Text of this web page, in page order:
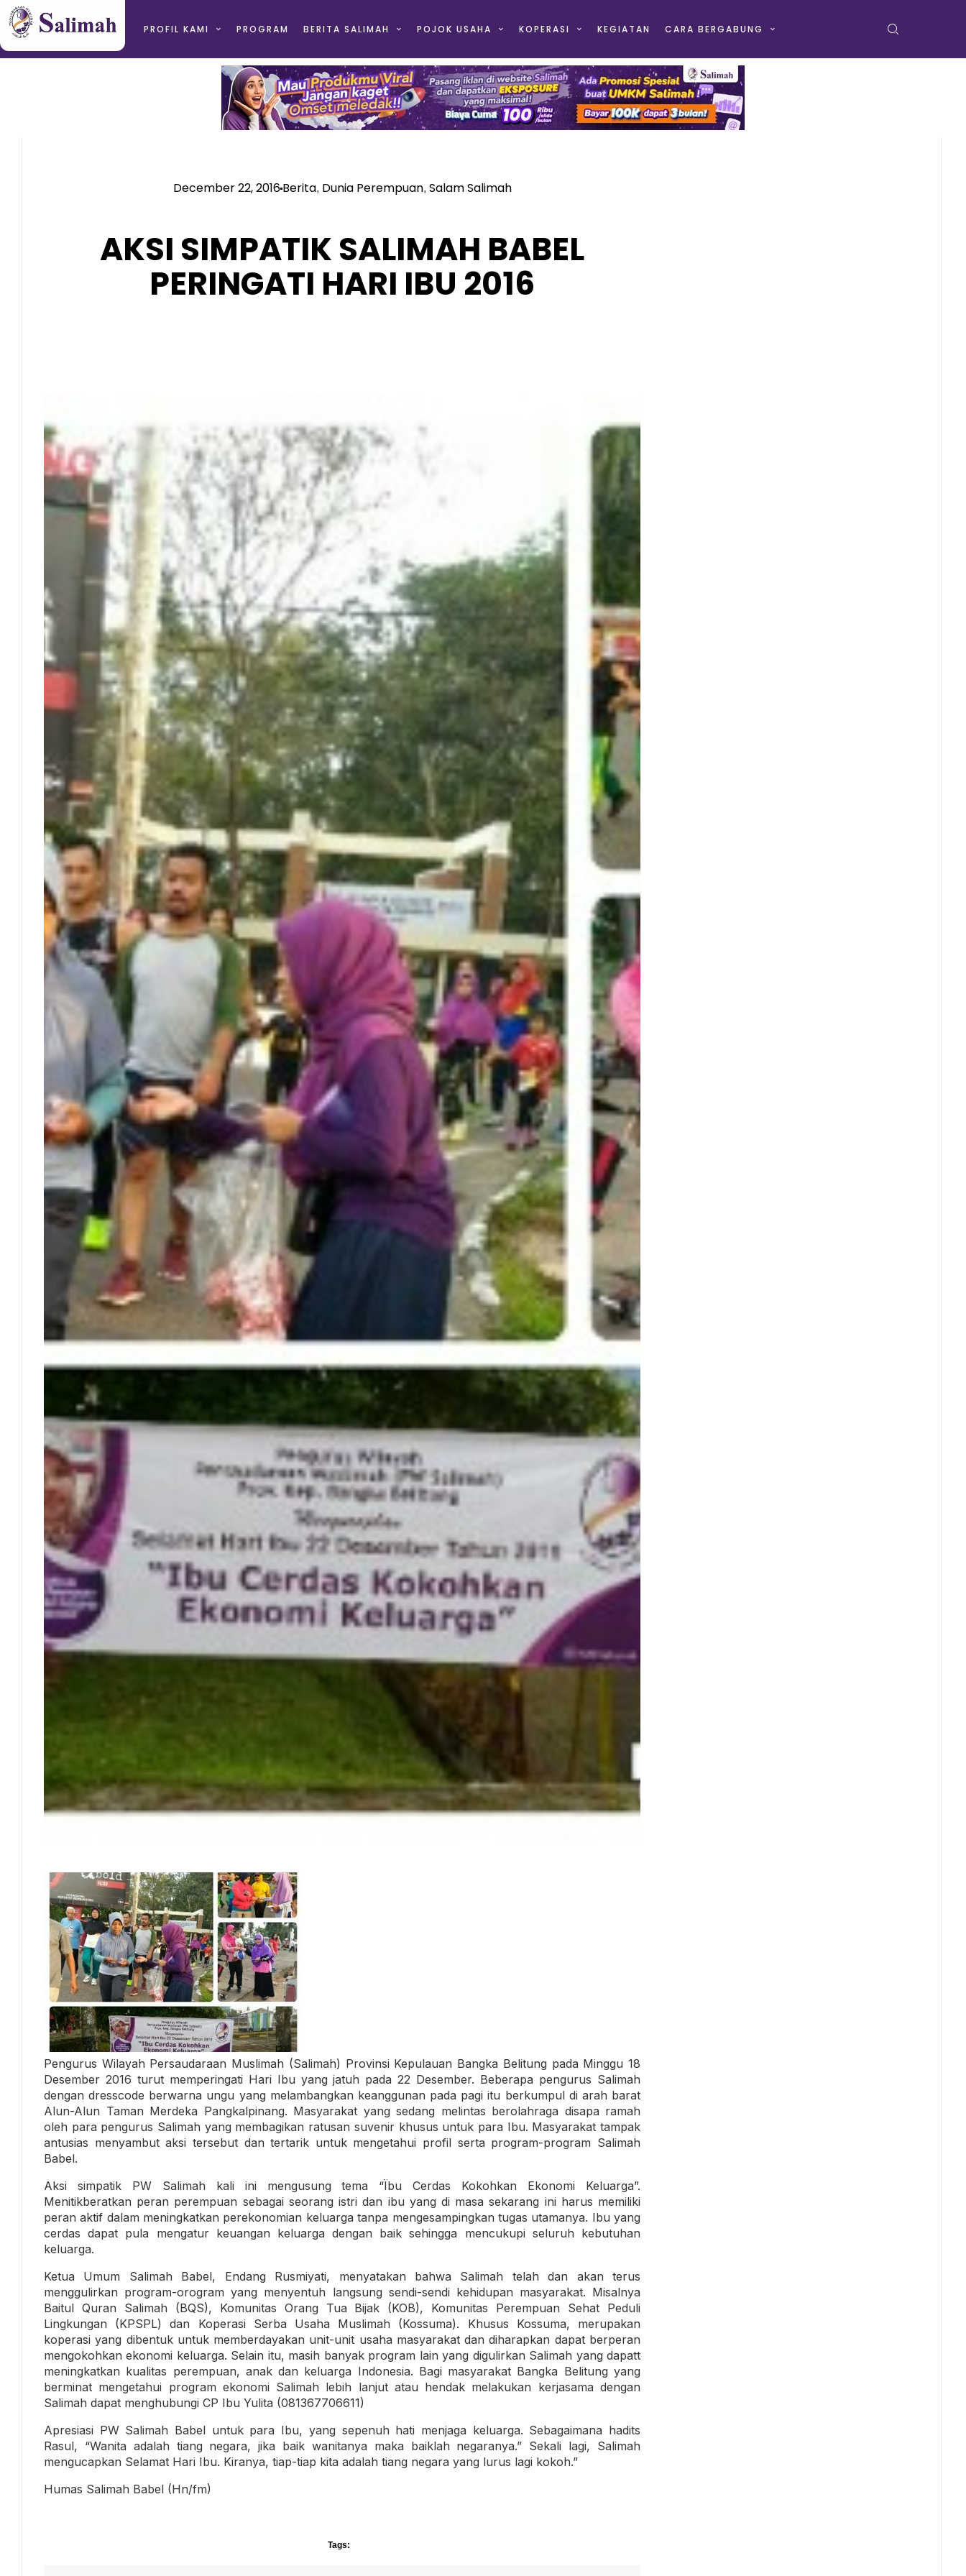
PROFIL KAMI PROGRAM BERITA SALIMAH POJOK USAHA KOPERASI KEGIATAN CARA BERGABUNG
December 22, 2016Berita, Dunia Perempuan, Salam Salimah
AKSI SIMPATIK SALIMAH BABEL
PERINGATI HARI IBU 2016
Pengurus Wilayah Persaudaraan Muslimah (Salimah) Provinsi Kepulauan Bangka Belitung pada Minggu 18
Desember 2016 turut memperingati Hari Ibu yang jatuh pada 22 Desember. Beberapa pengurus Salimah
dengan dresscode berwarna ungu yang melambangkan keanggunan pada pagi itu berkumpul di arah barat
Alun-Alun Taman Merdeka Pangkalpinang. Masyarakat yang sedang melintas berolahraga disapa ramah
oleh para pengurus Salimah yang membagikan ratusan suvenir khusus untuk para Ibu. Masyarakat tampak
antusias menyambut aksi tersebut dan tertarik untuk mengetahui profil serta program-program Salimah
Babel.
Aksi simpatik PW Salimah kali ini mengusung tema “Ïbu Cerdas Kokohkan Ekonomi Keluarga”.
Menitikberatkan peran perempuan sebagai seorang istri dan ibu yang di masa sekarang ini harus memiliki
peran aktif dalam meningkatkan perekonomian keluarga tanpa mengesampingkan tugas utamanya. Ibu yang
cerdas dapat pula mengatur keuangan keluarga dengan baik sehingga mencukupi seluruh kebutuhan
keluarga.
Ketua Umum Salimah Babel, Endang Rusmiyati, menyatakan bahwa Salimah telah dan akan terus
menggulirkan program-orogram yang menyentuh langsung sendi-sendi kehidupan masyarakat. Misalnya
Baitul Quran Salimah (BQS), Komunitas Orang Tua Bijak (KOB), Komunitas Perempuan Sehat Peduli
Lingkungan (KPSPL) dan Koperasi Serba Usaha Muslimah (Kossuma). Khusus Kossuma, merupakan
koperasi yang dibentuk untuk memberdayakan unit-unit usaha masyarakat dan diharapkan dapat berperan
mengokohkan ekonomi keluarga. Selain itu, masih banyak program lain yang digulirkan Salimah yang dapatt
meningkatkan kualitas perempuan, anak dan keluarga Indonesia. Bagi masyarakat Bangka Belitung yang
berminat mengetahui program ekonomi Salimah lebih lanjut atau hendak melakukan kerjasama dengan
Salimah dapat menghubungi CP Ibu Yulita (081367706611)
Apresiasi PW Salimah Babel untuk para Ibu, yang sepenuh hati menjaga keluarga. Sebagaimana hadits
Rasul, “Wanita adalah tiang negara, jika baik wanitanya maka baiklah negaranya.” Sekali lagi, Salimah
mengucapkan Selamat Hari Ibu. Kiranya, tiap-tiap kita adalah tiang negara yang lurus lagi kokoh.”
Humas Salimah Babel (Hn/fm)
Tags: